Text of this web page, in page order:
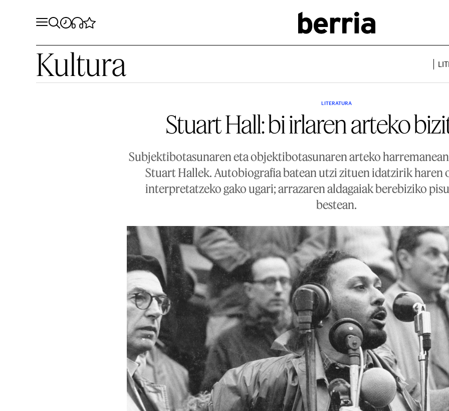
Kultura
LITERATURA
Stuart Hall: bi irlaren arteko
Subjektibotasunaren eta objektibotasunaren arteko
Stuart Hallek. Autobiografia batean utzi zituen idatzirik haren
interpretatzeko gako ugari; arrazaren aldagaiak berebiziko
bestean.